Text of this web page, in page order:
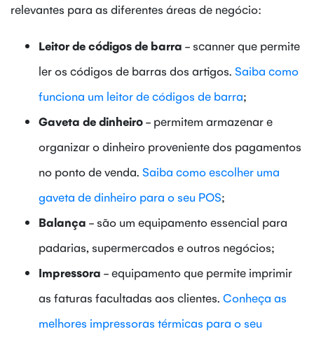
relevantes para as diferentes áreas de negócio:
Leitor de códigos de barra - scanner que permite
ler os códigos de barras dos artigos. Saiba como
funciona um leitor de códigos de barra;
Gaveta de dinheiro- permitem armazenar e
organizar o dinheiro proveniente dos pagamentos
no ponto de venda. Saiba como escolher uma
gaveta de dinheiro para o seu POS;
Balança - são um equipamento essencial para
padarias, supermercados e outros negócios;
Impressora - equipamento que permite imprimir
as faturas facultadas aos clientes. Conheça as
melhores impressoras térmicas para o seu